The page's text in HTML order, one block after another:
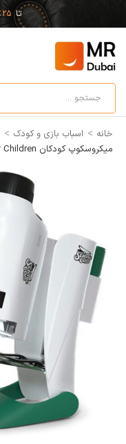
تا 25%
خانه > اسباب بازی و کودک >
میکروسکوپ کودکان Science Can Microscopes for Children